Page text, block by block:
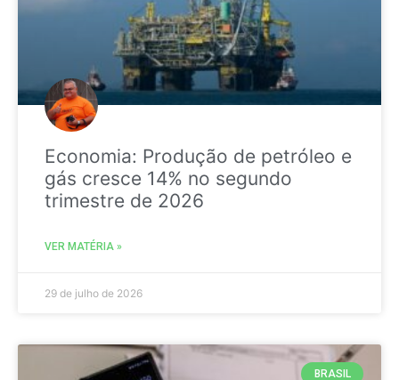
Economia: Produção de petróleo e
gás cresce 14% no segundo
trimestre de 2026
VER MATÉRIA »
29 de julho de 2026
BRASIL